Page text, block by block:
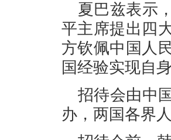
夏巴兹表示
平主席提出四
方钦佩中国人
国经验实现自
招待会由中
办，两国各界